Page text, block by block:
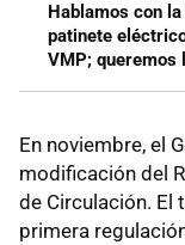
Hablamos con
patinete
VMP; queremos
En noviembre, el
modificación del
de Circulación. El
primera